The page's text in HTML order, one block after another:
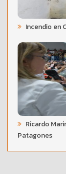
Incendio en
Ricardo
Patagones